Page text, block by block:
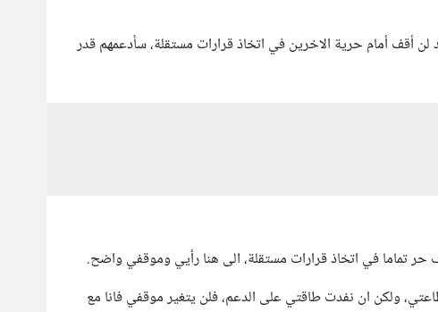
أقف أمام حرية الاخرين في اتخاذ قرارات مستقلة، سأدعمهم قدر
حر تماما في اتخاذ قرارات مستقلة، الى هنا رأيي وموقفي واضح.
ولكن ان نفدت طاقتي على الدعم، فلن يتغير موقفي فانا مع